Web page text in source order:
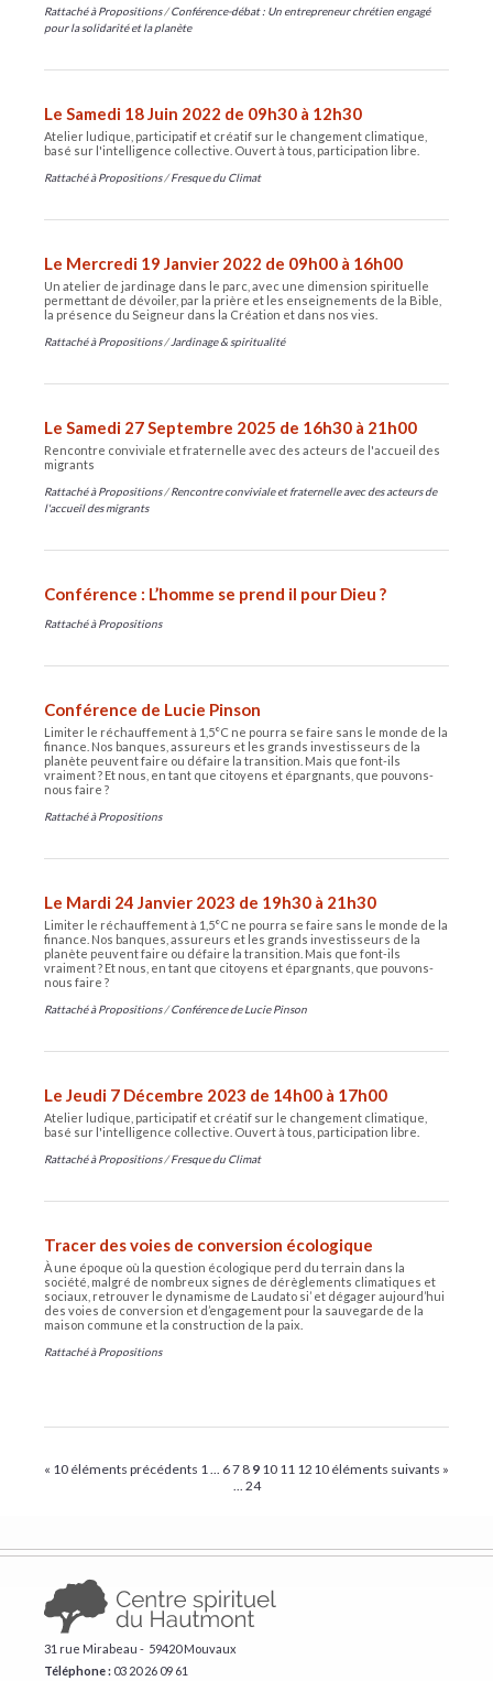
Rattaché à Propositions /Conférence-débat : Un entrepreneur chrétien engagé
pour la solidarité et la planète
Le Samedi 18 Juin 2022 de 09h30 à 12h30
Atelier ludique, participatif et créatif sur le changement climatique,
basé sur l'intelligence collective. Ouvert à tous, participation libre.
Rattaché à Propositions /Fresque du Climat
Le Mercredi 19 Janvier 2022 de 09h00 à 16h00
Un atelier de jardinage dans le parc, avec une dimension spirituelle
permettant de dévoiler, par la prière et les enseignements de la Bible,
la présence du Seigneur dans la Création et dans nos vies.
Rattaché à Propositions /Jardinage & spiritualité
Le Samedi 27 Septembre 2025 de 16h30 à 21h00
Rencontre conviviale et fraternelle avec des acteurs de l'accueil des
migrants
Rattaché à Propositions /Rencontre conviviale et fraternelle avec des acteurs de
l'accueil des migrants
Conférence : L’homme se prend il pour Dieu ?
Rattaché à Propositions
Conférence de Lucie Pinson
Limiter le réchauffement à 1,5°C ne pourra se faire sans le monde de la
finance. Nos banques, assureurs et les grands investisseurs de la
planète peuvent faire ou défaire la transition. Mais que font-ils
vraiment ? Et nous, en tant que citoyens et épargnants, que pouvons-
nous faire ?
Rattaché à Propositions
Le Mardi 24 Janvier 2023 de 19h30 à 21h30
Limiter le réchauffement à 1,5°C ne pourra se faire sans le monde de la
finance. Nos banques, assureurs et les grands investisseurs de la
planète peuvent faire ou défaire la transition. Mais que font-ils
vraiment ? Et nous, en tant que citoyens et épargnants, que pouvons-
nous faire ?
Rattaché à Propositions /Conférence de Lucie Pinson
Le Jeudi 7 Décembre 2023 de 14h00 à 17h00
Atelier ludique, participatif et créatif sur le changement climatique,
basé sur l'intelligence collective. Ouvert à tous, participation libre.
Rattaché à Propositions /Fresque du Climat
Tracer des voies de conversion écologique
À une époque où la question écologique perd du terrain dans la
société, malgré de nombreux signes de dérèglements climatiques et
sociaux, retrouver le dynamisme de Laudato si’ et dégager aujourd’hui
des voies de conversion et d’engagement pour la sauvegarde de la
maison commune et la construction de la paix.
Rattaché à Propositions
« 10 éléments précédents 10 éléments suivants »
1... 67 8 9 10 11 12
... 24
31 rue Mirabeau - 59420 Mouvaux
Téléphone : ​03 20 26 09 61